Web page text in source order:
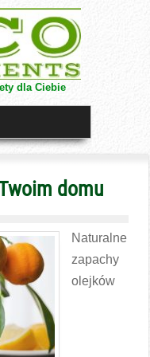
dla Ciebie
domu
Naturalne
zapachy
olejków